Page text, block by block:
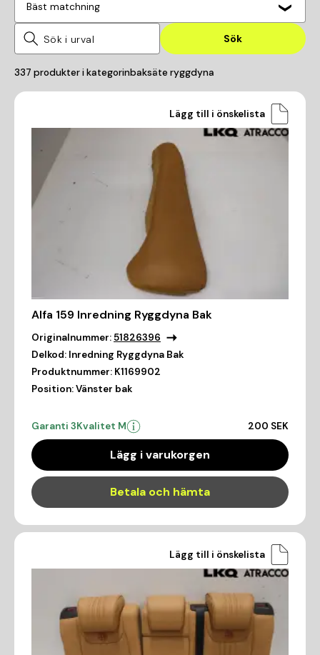
Bäst matchning
Sök
337 produkter i kategorinbaksäte ryggdyna
Lägg till i önskelista
Alfa 159 Inredning Ryggdyna Bak
Originalnummer:51826396
Delkod: Inredning Ryggdyna Bak
Produktnummer: K1169902
Position:Vänster bak
Garanti 3Kvalitet M 200 SEK
Lägg i varukorgen
Betala och hämta
Lägg till i önskelista